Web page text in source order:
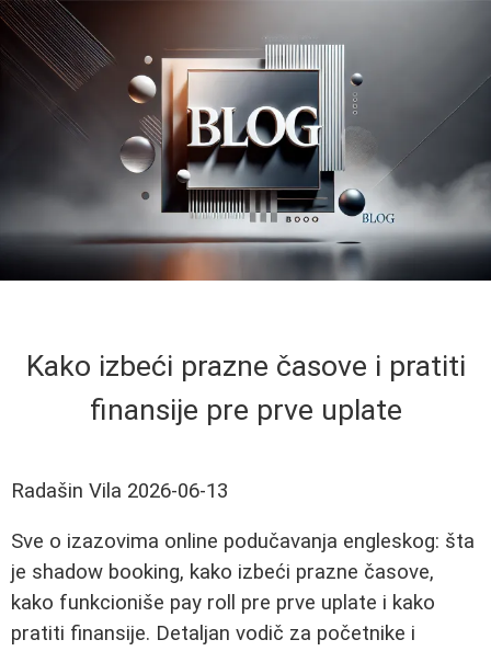
Kako izbeći prazne časove i pratiti
finansije pre prve uplate
Radašin Vila 2026-06-13
Sve o izazovima online podučavanja engleskog: šta
je shadow booking, kako izbeći prazne časove,
kako funkcioniše pay roll pre prve uplate i kako
pratiti finansije. Detaljan vodič za početnike i